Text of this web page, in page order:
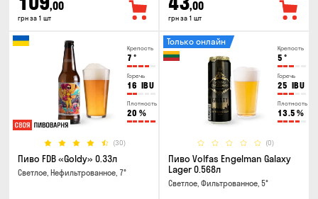
,00
грн за 1 шт
,00
грн за 1 шт
Крепость
7 °
Горечь
16 IBU
Плотность
20 %
(30)
Пиво FDB «Goldy» 0.33л
Светлое, Нефильтрованное, 7°
Крепость
5 °
Горечь
25 IBU
Плотность
13.5 %
(0)
Только онлайн
Пиво Volfas Engelman Galaxy
Lager 0.568л
Светлое, Фильтрованное, 5°